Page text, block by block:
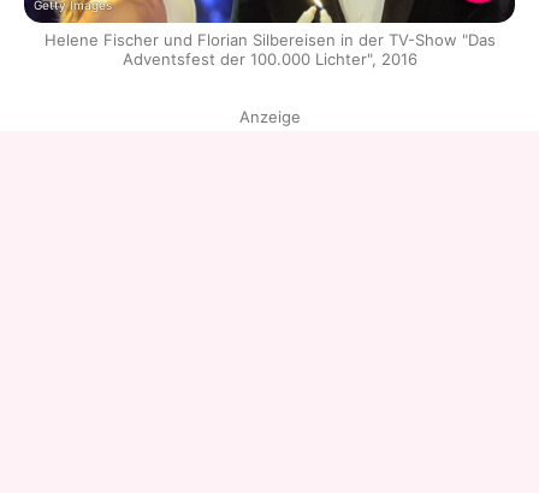
Getty Images
Helene Fischer und Florian Silbereisen in der TV-Show "Das
Adventsfest der 100.000 Lichter", 2016
Anzeige